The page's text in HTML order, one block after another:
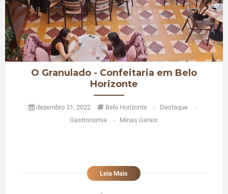
O Granulado - Confeitaria em Belo
Horizonte
dezembro 31, 2022 Belo Horizonte - Destaque
-
Gastronomia
- Minas Gerais
Leia Mais